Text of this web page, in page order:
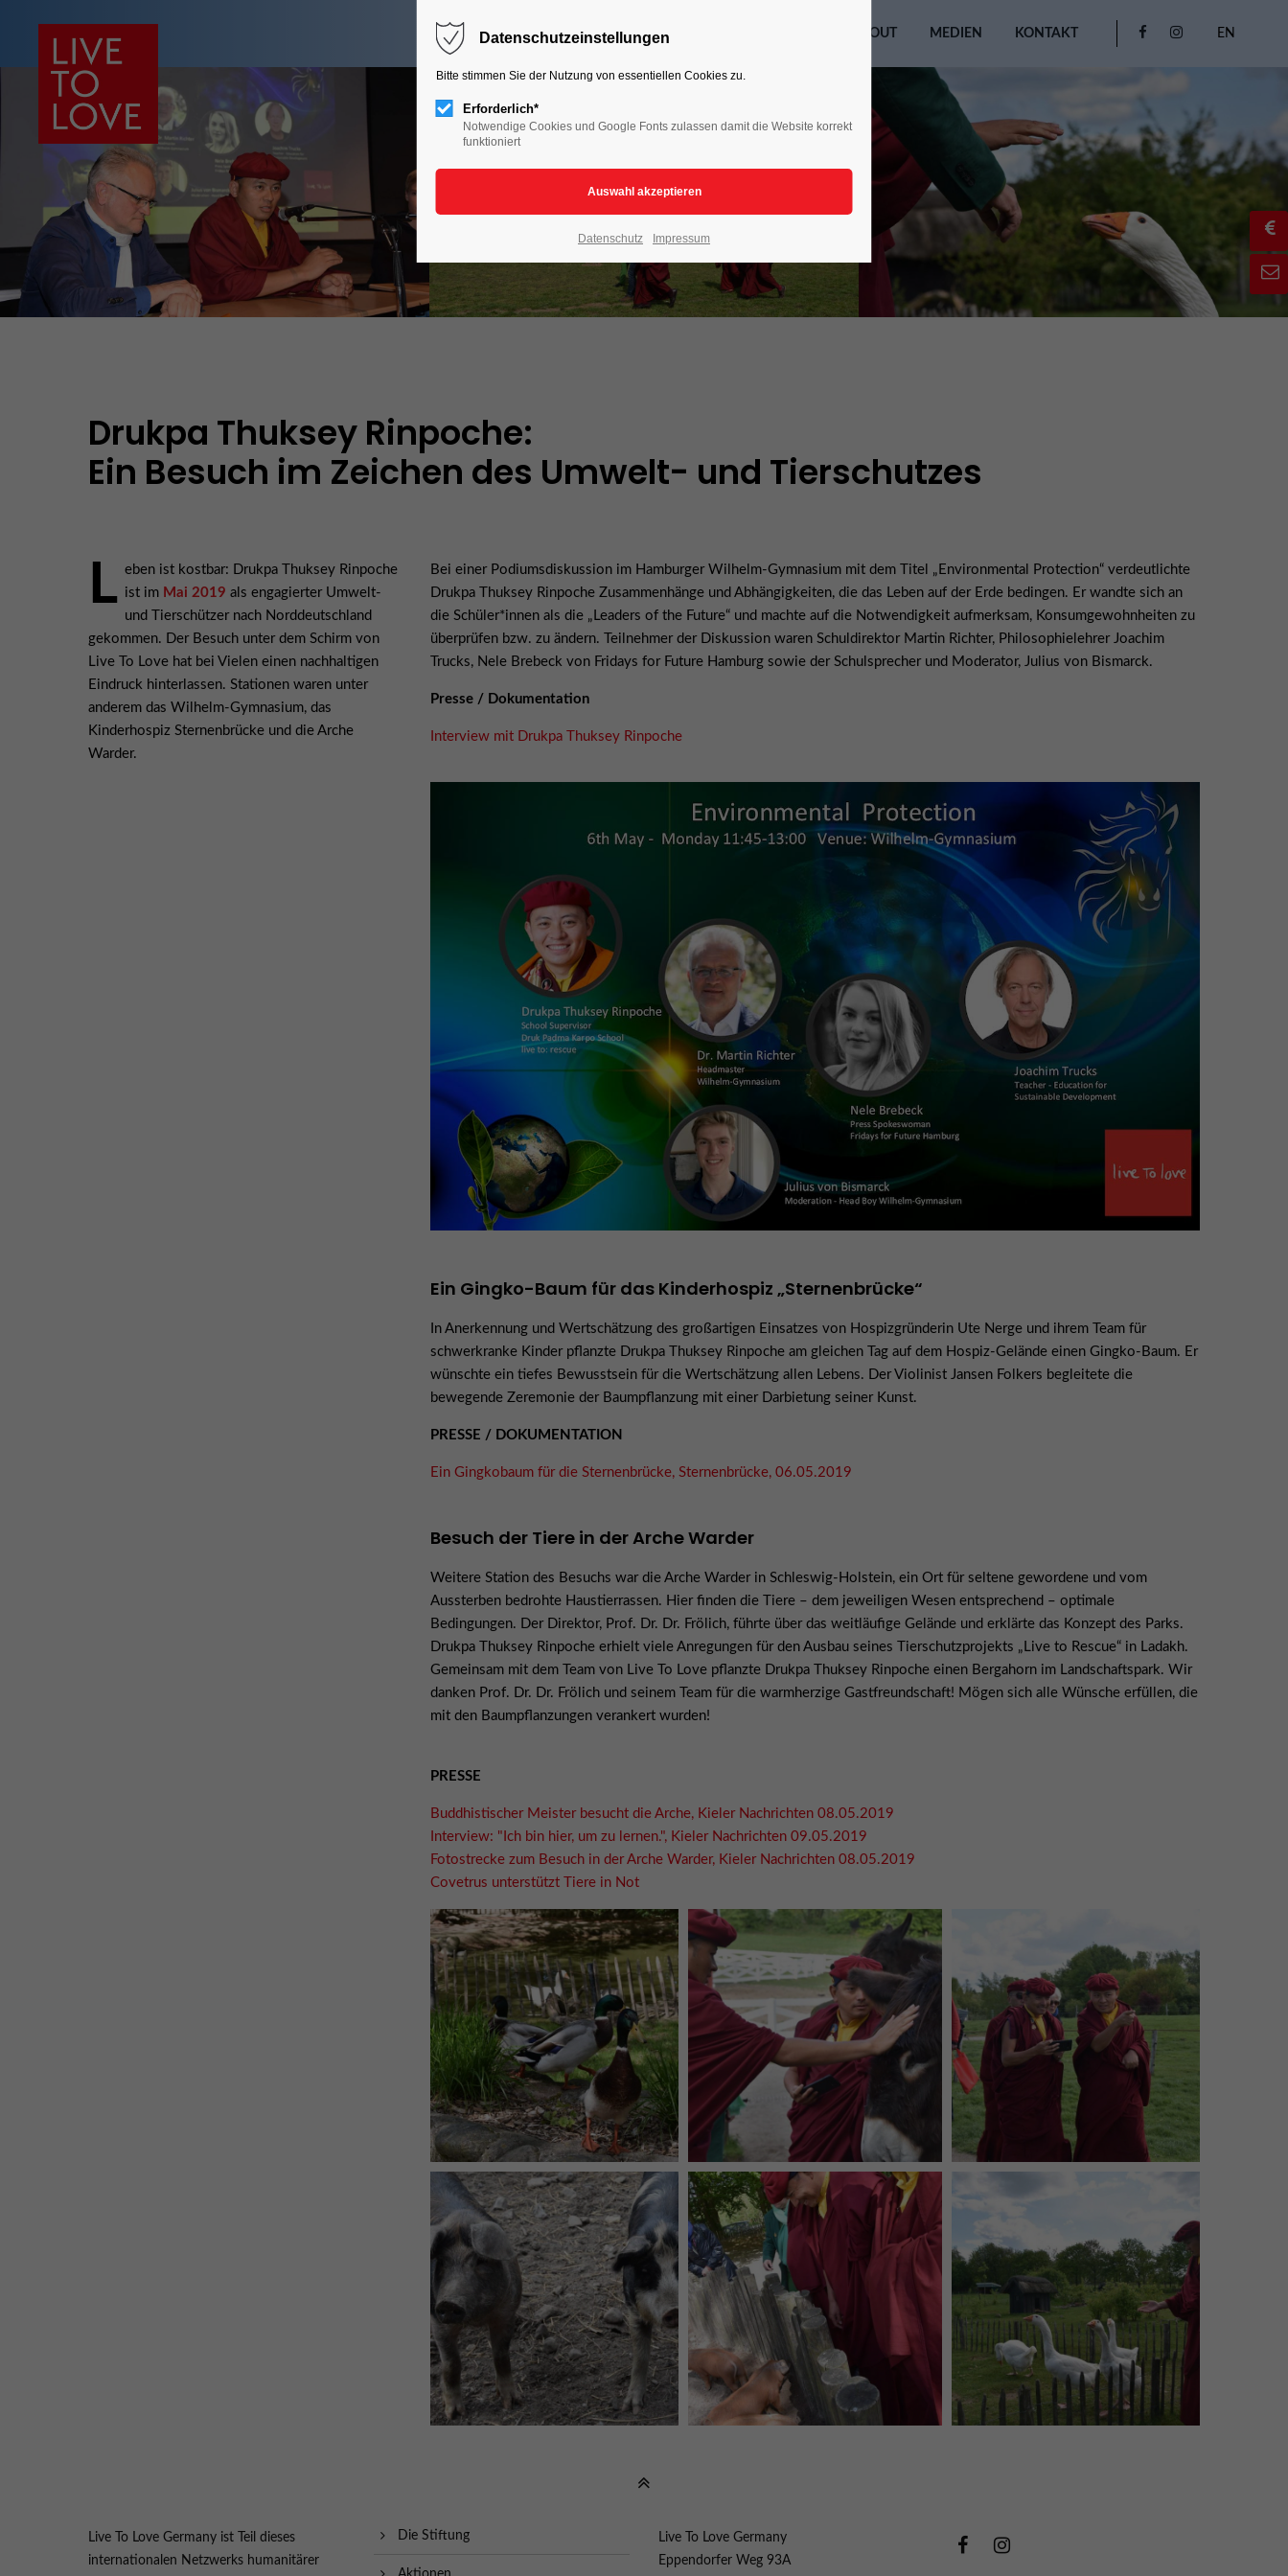
EN
HOME LIVE TO LOVE ABOUT MEDIEN KONTAKT
Drukpa Thuksey Rinpoche:
Ein Besuch im Zeichen des Umwelt- und Tierschutzes
L eben ist kostbar: Drukpa Thuksey Rinpoche
ist im Mai 2019 als engagierter Umwelt-
und Tierschützer nach Norddeutschland
gekommen. Der Besuch unter dem Schirm von
Live To Love hat bei Vielen einen nachhaltigen
Eindruck hinterlassen. Stationen waren unter
anderem das Wilhelm-Gymnasium, das
Kinderhospiz Sternenbrücke und die Arche
Warder.
Bei einer Podiumsdiskussion im Hamburger Wilhelm-Gymnasium mit dem Titel „Environmental Protection“ verdeutlichte
Drukpa Thuksey Rinpoche Zusammenhänge und Abhängigkeiten, die das Leben auf der Erde bedingen. Er wandte sich an
die Schüler*innen als die „Leaders of the Future“ und machte auf die Notwendigkeit aufmerksam, Konsumgewohnheiten zu
überprüfen bzw. zu ändern. Teilnehmer der Diskussion waren Schuldirektor Martin Richter, Philosophielehrer Joachim
Trucks, Nele Brebeck von Fridays for Future Hamburg sowie der Schulsprecher und Moderator, Julius von Bismarck.
Presse / Dokumentation
Interview mit Drukpa Thuksey Rinpoche
Ein Gingko-Baum für das Kinderhospiz „Sternenbrücke“
In Anerkennung und Wertschätzung des großartigen Einsatzes von Hospizgründerin Ute Nerge und ihrem Team für
schwerkranke Kinder pflanzte Drukpa Thuksey Rinpoche am gleichen Tag auf dem Hospiz-Gelände einen Gingko-Baum. Er
wünschte ein tiefes Bewusstsein für die Wertschätzung allen Lebens. Der Violinist Jansen Folkers begleitete die
bewegende Zeremonie der Baumpflanzung mit einer Darbietung seiner Kunst.
PRESSE / DOKUMENTATION
Ein Gingkobaum für die Sternenbrücke, Sternenbrücke, 06.05.2019
Besuch der Tiere in der Arche Warder
Weitere Station des Besuchs war die Arche Warder in Schleswig-Holstein, ein Ort für seltene gewordene und vom
Aussterben bedrohte Haustierrassen. Hier finden die Tiere – dem jeweiligen Wesen entsprechend – optimale
Bedingungen. Der Direktor, Prof. Dr. Dr. Frölich, führte über das weitläufige Gelände und erklärte das Konzept des Parks.
Drukpa Thuksey Rinpoche erhielt viele Anregungen für den Ausbau seines Tierschutzprojekts „Live to Rescue“ in Ladakh.
Gemeinsam mit dem Team von Live To Love pflanzte Drukpa Thuksey Rinpoche einen Bergahorn im Landschaftspark. Wir
danken Prof. Dr. Dr. Frölich und seinem Team für die warmherzige Gastfreundschaft! Mögen sich alle Wünsche erfüllen, die
mit den Baumpflanzungen verankert wurden!
PRESSE
Buddhistischer Meister besucht die Arche, Kieler Nachrichten 08.05.2019
Interview: "Ich bin hier, um zu lernen.", Kieler Nachrichten 09.05.2019
Fotostrecke zum Besuch in der Arche Warder, Kieler Nachrichten 08.05.2019
Covetrus unterstützt Tiere in Not
Live To Love Germany ist Teil dieses
internationalen Netzwerks humanitärer
Die Stiftung
Live To Love Germany
Eppendorfer Weg 93A
Datenschutzeinstellungen
Bitte stimmen Sie der Nutzung von essentiellen Cookies zu.
Erforderlich*
Notwendige Cookies und Google Fonts zulassen damit die Website korrekt
funktioniert
Datenschutz Impressum